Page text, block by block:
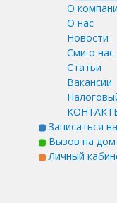
О
О нас
Новости
Сми о нас
Статьи
Вакансии
Записаться
Вызов на дом
Личный